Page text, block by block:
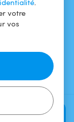
.
votre
vos
Vérifier la
L'APP